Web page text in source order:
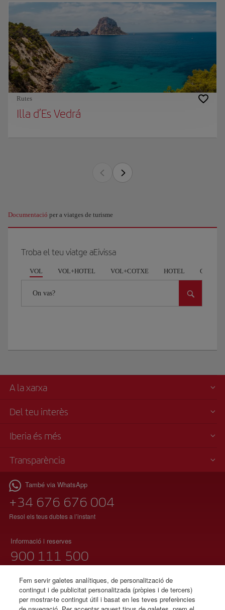
Rutes
Illa d’Es Vedrá
Documentació per a viatges de turisme
Troba el teu viatge aEivissa
VOL VOL+HOTEL VOL+COTXE HOTEL COCHE
On vas?
A la xarxa
Del teu interès
Iberia és més
Transparència
També via WhatsApp
+34 676 676 004
Resol els teus dubtes a l’instant
Informació i reserves
900 111 500
Dilluns a diumenge 00:00 – 24:00h
91 333 67 01
Fem servir galetes analítiques, de personalització de
contingut i de publicitat personalitzada (pròpies i de tercers)
per mostrar-te contingut útil i basat en les teves preferències